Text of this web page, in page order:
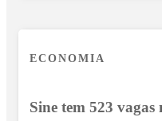
ECONOMIA
Sine tem 523